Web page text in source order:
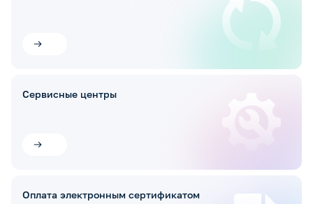
Сервисные центры
Оплата электронным сертификатом